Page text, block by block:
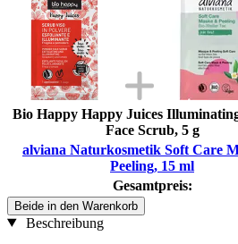
Bio Happy Happy Juices
Face Scrub, 5 g
alviana Naturkosmetik Soft Care
Peeling, 15 ml
Gesamtpreis:
Beide in den Warenkorb
Beschreibung